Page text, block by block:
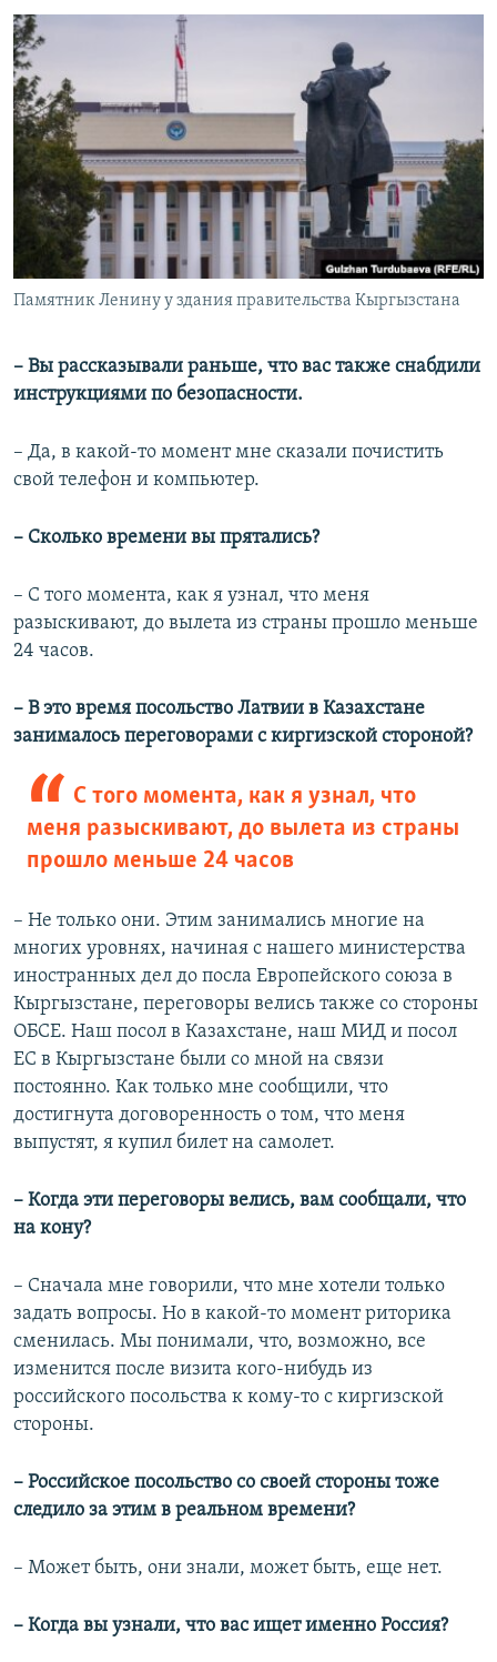
Памятник Ленину у здания правительства Кыргызстана
– Вы рассказывали раньше, что вас также снабдили
инструкциями по безопасности.
– Да, в какой-то момент мне сказали почистить
свой телефон и компьютер.
– Сколько времени вы прятались?
– С того момента, как я узнал, что меня
разыскивают, до вылета из страны прошло меньше
24 часов.
– В это время посольство Латвии в Казахстане
занималось переговорами с киргизской стороной?
С того момента, как я узнал, что
меня разыскивают, до вылета из страны
прошло меньше 24 часов
– Не только они. Этим занимались многие на
многих уровнях, начиная с нашего министерства
иностранных дел до посла Европейского союза в
Кыргызстане, переговоры велись также со стороны
ОБСЕ. Наш посол в Казахстане, наш МИД и посол
ЕС в Кыргызстане были со мной на связи
постоянно. Как только мне сообщили, что
достигнута договоренность о том, что меня
выпустят, я купил билет на самолет.
– Когда эти переговоры велись, вам сообщали, что
на кону?
– Сначала мне говорили, что мне хотели только
задать вопросы. Но в какой-то момент риторика
сменилась. Мы понимали, что, возможно, все
изменится после визита кого-нибудь из
российского посольства к кому-то с киргизской
стороны.
– Российское посольство со своей стороны тоже
следило за этим в реальном времени?
– Может быть, они знали, может быть, еще нет.
– Когда вы узнали, что вас ищет именно Россия?